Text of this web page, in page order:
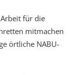
für die
mitmachen
örtliche NABU-